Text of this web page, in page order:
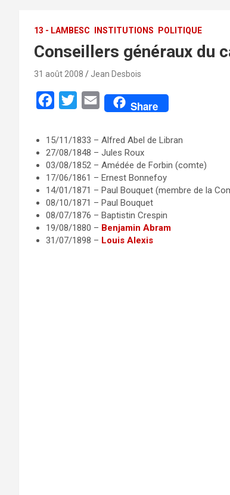
13 - LAMBESC INSTITUTIONS POLITIQUE
Conseillers généraux du
31 août 2008 Jean Desbois
c
e
b
o
o
k
i
t
t
e
r
E
a
i
l
Share
15/11/1833 – Alfred Abel de Libran
27/08/1848 – Jules Roux
03/08/1852 – Amédée de Forbin (comte)
17/06/1861 – Ernest Bonnefoy
14/01/1871 – Paul Bouquet (membre de la
08/10/1871 – Paul Bouquet
08/07/1876 – Baptistin Crespin
19/08/1880 – Benjamin Abram
31/07/1898 – Louis Alexis